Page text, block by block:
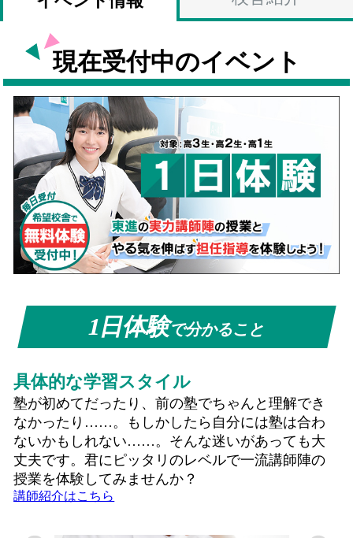
現在受付中のイベント
1日体験で分かること
具体的な学習スタイル
塾が初めてだったり、前の塾でちゃんと理解でき
なかったり……。もしかしたら自分には塾は合わ
ないかもしれない……。そんな迷いがあっても大
丈夫です。君にピッタリのレベルで一流講師陣の
授業を体験してみませんか？
講師紹介はこちら